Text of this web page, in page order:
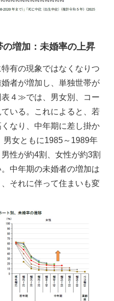
の増加：未婚率の上昇
有の現象ではなくなりつ
者が増加し、単独世帯が
４≫では、男女別、コー
いる。これによると、若
なり、中年期に差し掛か
男女ともに1985～1989年
性が約4割、女性が約3割
中年期の未婚者の増加は
それに伴って住まいも変